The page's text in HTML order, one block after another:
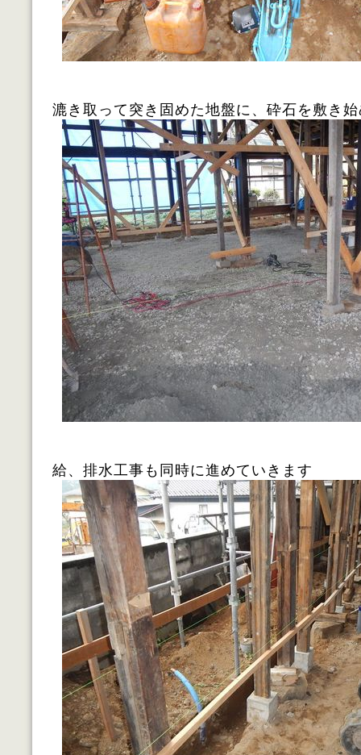
漉き取って突き固めた地盤に、砕石を敷き
給、排水工事も同時に進めていきます